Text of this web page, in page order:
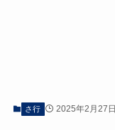
さ行 2025年2月27日